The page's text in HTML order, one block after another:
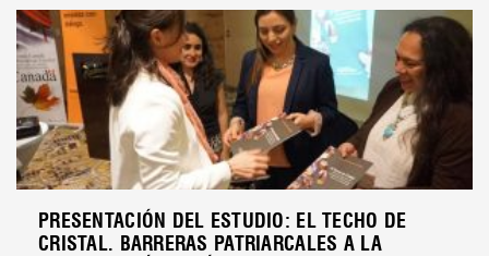
PRESENTACIÓN DEL ESTUDIO: EL TECHO DE
CRISTAL. BARRERAS PATRIARCALES A LA